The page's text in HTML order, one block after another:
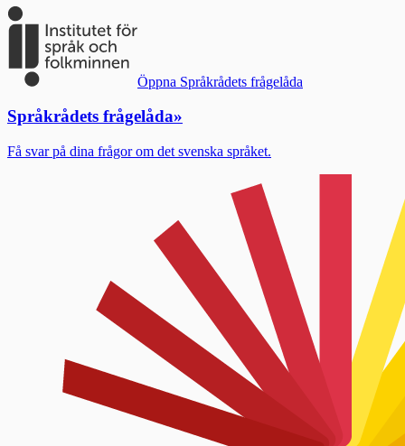
Öppna Språkrådets frågelåda
Språkrådets frågelåda»
Få svar på dina frågor om det svenska språket.